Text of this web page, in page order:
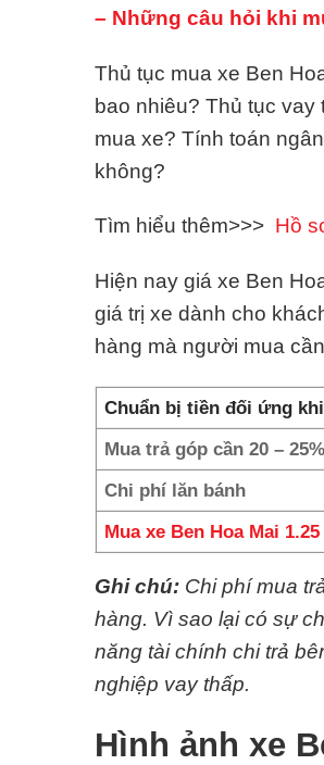
– Những câu hỏi khi
Thủ tục mua xe Ben
bao nhiêu? Thủ tục
mua xe? Tính toán
không?
Tìm hiểu thêm>>> Hồ
Hiện nay giá xe Ben
giá trị xe dành cho
hàng mà người mua
Chuẩn bị tiền đối ứng
Mua trả góp cần 20 –
Chi phí lăn bánh
Mua xe Ben Hoa Mai
Ghi chú: Chi phí mua
hàng. Vì sao lại có sự
năng tài chính chi trả
nghiệp vay thấp.
Hình ảnh xe